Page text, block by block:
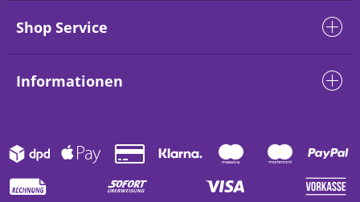
Shop Service
Informationen